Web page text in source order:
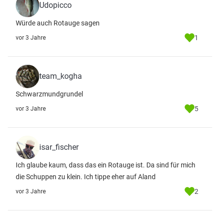
Udopicco
Würde auch Rotauge sagen
vor 3 Jahre 1
team_kogha
Schwarzmundgrundel
vor 3 Jahre 5
isar_fischer
Ich glaube kaum, dass das ein Rotauge ist. Da sind für mich
die Schuppen zu klein. Ich tippe eher auf Aland
vor 3 Jahre 2